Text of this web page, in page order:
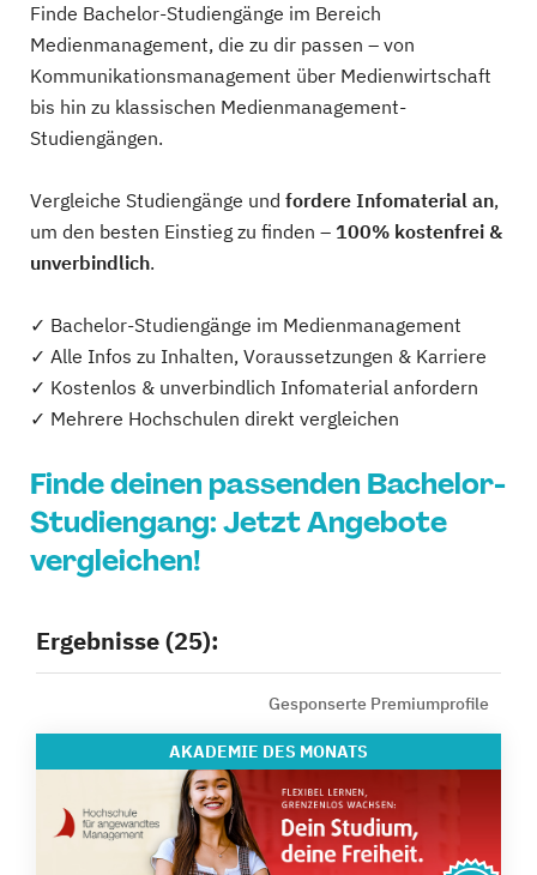
Finde Bachelor-Studiengänge im Bereich
Medienmanagement, die zu dir passen – von
Kommunikationsmanagement über Medienwirtschaft
bis hin zu klassischen Medienmanagement-
Studiengängen.
Vergleiche Studiengänge und fordere Infomaterial an,
um den besten Einstieg zu finden – 100% kostenfrei &
unverbindlich.
✓ Bachelor-Studiengänge im Medienmanagement
✓ Alle Infos zu Inhalten, Voraussetzungen & Karriere
✓ Kostenlos & unverbindlich Infomaterial anfordern
✓ Mehrere Hochschulen direkt vergleichen
Finde deinen passenden Bachelor-
Studiengang: Jetzt Angebote
vergleichen!
Ergebnisse (25):
Gesponserte Premiumprofile
AKADEMIE DES MONATS